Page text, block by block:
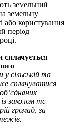
земельний
земельну
або користування
період
сплачується
сільській та
сплачуватися
законом та
громад, за